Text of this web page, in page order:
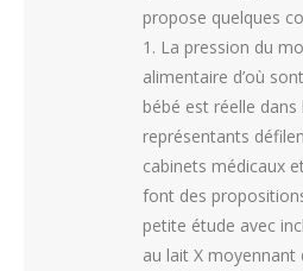
propose quelques
1. La pression du
alimentaire d’où
bébé est réelle
représentants
cabinets médicaux
font des
petite étude avec
au lait X